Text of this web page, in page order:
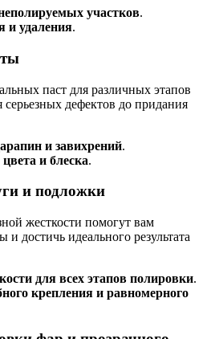
участков.
и удаления.
паст для различных этапов
дефектов до придания
и завихрений.
и блеска.
и подложки
жесткости помогут вам
достичь идеального результата
для всех этапов полировки.
крепления и равномерного